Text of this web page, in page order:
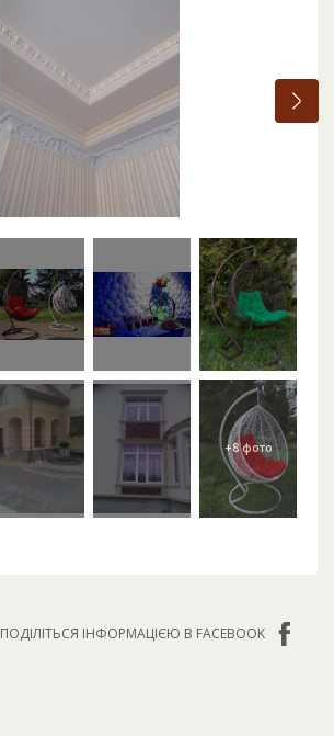
ПОДІЛІТЬСЯ ІНФОРМАЦІЄЮ В FACEBOOK